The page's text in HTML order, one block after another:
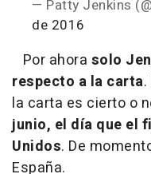
— Patty Jenkins
de 2016
Por ahora solo
respecto a la carta
la carta es cierto o
junio, el día que el
Unidos. De
España.